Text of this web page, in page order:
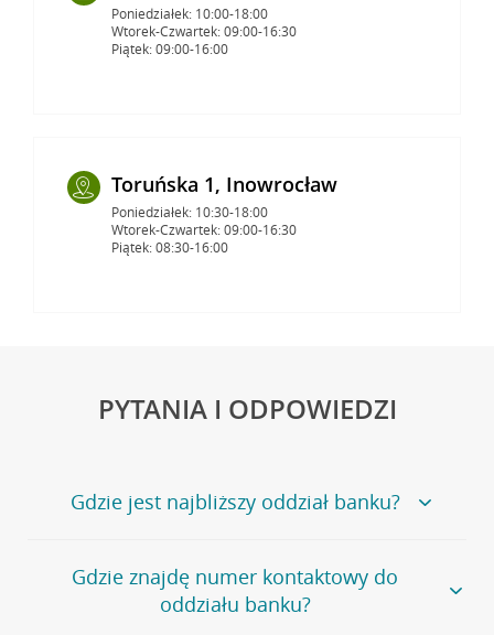
Poniedziałek: 10:00-18:00
Wtorek-Czwartek: 09:00-16:30
Piątek: 09:00-16:00
Toruńska 1, Inowrocław
Poniedziałek: 10:30-18:00
Wtorek-Czwartek: 09:00-16:30
Piątek: 08:30-16:00
PYTANIA I ODPOWIEDZI
Gdzie jest najbliższy oddział banku?
Jeśli szukasz oddziału naszego banku, zapraszamy na
stronęPlacówki i bankomaty, na której znajduje się
wygodna wyszukiwarka.
Gdzie znajdę numer kontaktowy do
oddziału banku?